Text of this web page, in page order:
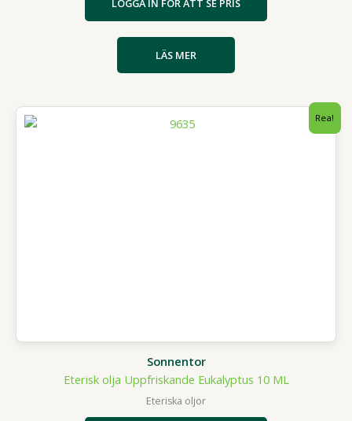
LOGGA IN FÖR ATT SE PRIS
LÄS MER
Rea!
Sonnentor
Eterisk olja Uppfriskande Eukalyptus 10 ML
Eteriska oljor